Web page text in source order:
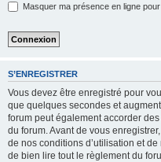
Masquer ma présence en ligne
S’ENREGISTRER
Vous devez être enregistré pour
que quelques secondes et
forum peut également accorder
du forum. Avant de vous
de nos conditions d’utilisation et
de bien lire tout le règlement du